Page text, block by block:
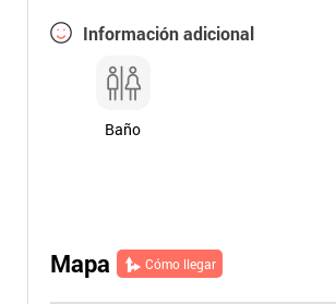
Información adicional
Baño
Mapa Cómo llegar